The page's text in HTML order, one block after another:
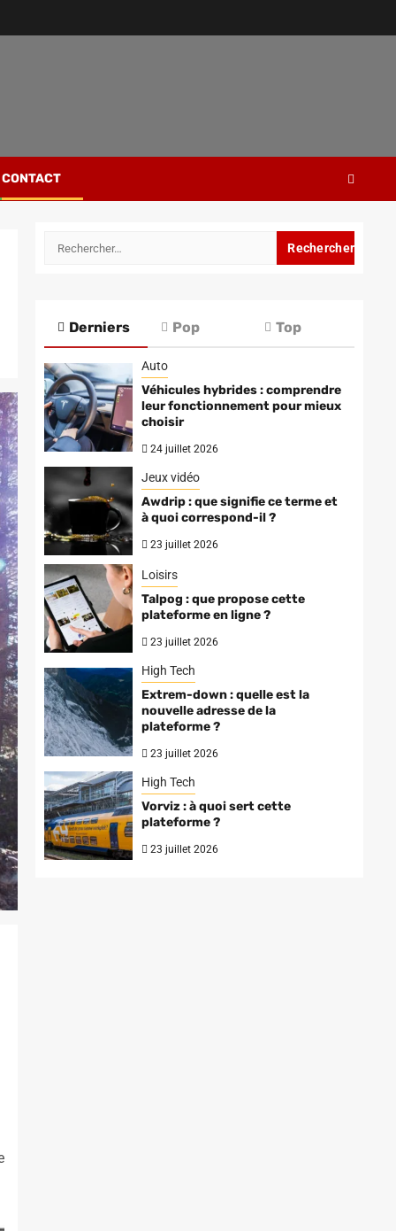
CONTACT
Rechercher :
Derniers Pop Top
Auto
Véhicules hybrides : comprendre
leur fonctionnement pour mieux
choisir
24 juillet 2026
Jeux vidéo
Awdrip : que signifie ce terme et
à quoi correspond-il ?
23 juillet 2026
Loisirs
Talpog : que propose cette
plateforme en ligne ?
23 juillet 2026
High Tech
Extrem-down : quelle est la
nouvelle adresse de la
plateforme ?
23 juillet 2026
High Tech
Vorviz : à quoi sert cette
plateforme ?
23 juillet 2026